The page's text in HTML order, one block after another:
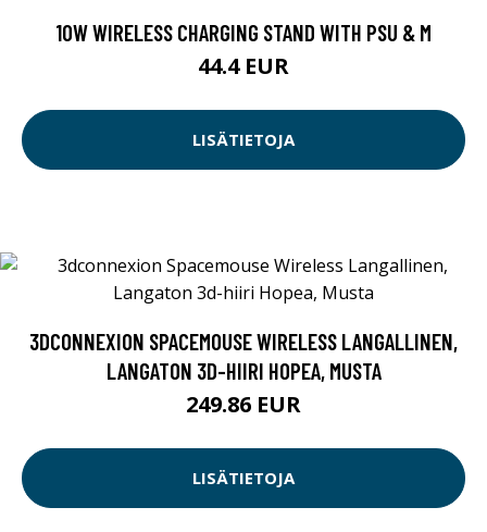
10W WIRELESS CHARGING STAND WITH PSU & M
44.4 EUR
LISÄTIETOJA
3DCONNEXION SPACEMOUSE WIRELESS LANGALLINEN,
LANGATON 3D-HIIRI HOPEA, MUSTA
249.86 EUR
LISÄTIETOJA